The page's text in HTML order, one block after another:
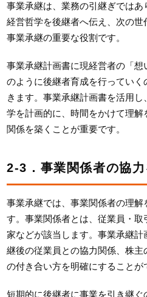
事業承継は、業務の引継ぎでは
経営哲学を後継者へ伝え、次の
事業承継の重要な役割です。
事業承継計画書に現経営者の「
のように後継者育成を行ってい
きます。事業承継計画書を活用
学を計画的に、時間をかけて理
関係を築くことが重要です。
2-3．事業関係者の協
事業承継では、事業関係者の理
す。事業関係者とは、従業員・
家などが該当します。事業承継
継後の従業員との協力関係、株主
の付き合い方を明確にすることが
短期的に後継者に事業を引き継